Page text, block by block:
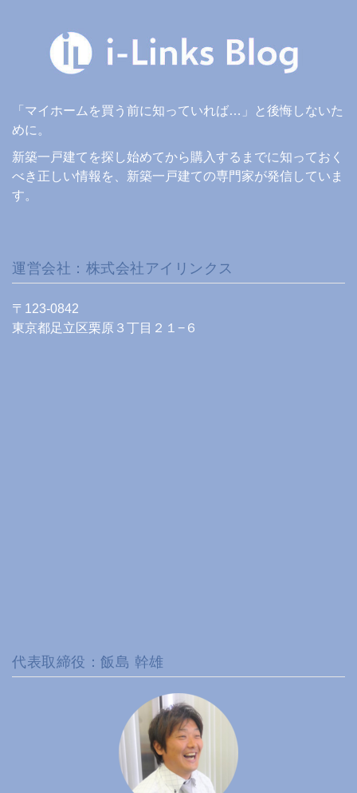
「マイホームを買う前に知っていれば…」と後悔しないた
めに。
新築一戸建てを探し始めてから購入するまでに知っておく
べき正しい情報を、新築一戸建ての専門家が発信していま
す。
運営会社：株式会社アイリンクス
〒123-0842
東京都足立区栗原３丁目２１−６
代表取締役：飯島 幹雄